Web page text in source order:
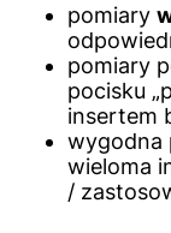
pomiary
pomiary
pocisku
insertem
wygodna
wieloma
/